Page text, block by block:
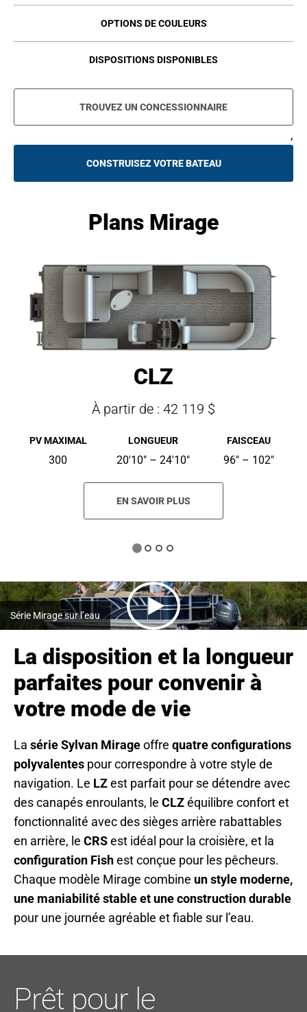
OPTIONS DE COULEURS
DISPOSITIONS DISPONIBLES
TROUVEZ UN CONCESSIONNAIRE
,
CONSTRUISEZ VOTRE BATEAU
O
I
N
W
B
Plans Mirage
CLZ
À partir de : 42 119 $
PV MAXIMAL
300
LONGUEUR
20'10" – 24'10"
FAISCEAU
96" – 102"
EN SAVOIR PLUS
Série Mirage sur l’eau
La disposition et la longueur
parfaites pour convenir à
votre mode de vie
La série Sylvan Mirageoffre quatre configurations
polyvalentes pour correspondre à votre style de
navigation. Le LZest parfait pour se détendre avec
des canapés enroulants, le CLZéquilibre confort et
fonctionnalité avec des sièges arrière rabattables
en arrière, le CRSest idéal pour la croisière, et la
configuration Fishest conçue pour les pêcheurs.
Chaque modèle Mirage combine un style moderne,
une maniabilité stable et une construction durable
pour une journée agréable et fiable sur l’eau.
Prêt pour le